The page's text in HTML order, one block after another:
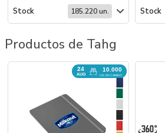
Stock 185.220 un. Stock
Productos de Tahg
24
AUG
10.000
UN. EN CAMINO